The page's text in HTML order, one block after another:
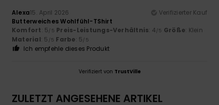
Alexa15. April 2026
Verifizierter Kauf
Butterweiches Wohlfühl-TShirt
Komfort: 5/5 Preis-Leistungs-Verhältnis: 4/5 Größe: Klein
Material: 5 /5 Farbe: 5/5
Ich empfehle dieses Produkt
Verifiziert von TrustVille
ZULETZT ANGESEHENE ARTIKEL